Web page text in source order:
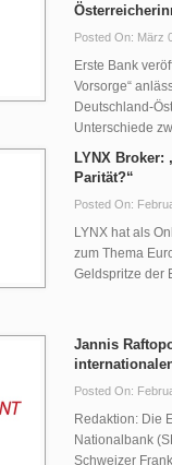
Posted On: März
Erste Bank
Vorsorge“
Deutschland-
Unterschiede
LYNX
Parität?“
Posted On:
LYNX hat als
zum Thema
Geldspritze der
Jannis
Posted On:
Redaktion: Die
Nationalbank
Schweizer